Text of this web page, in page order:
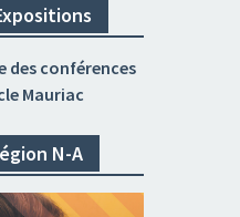
des conférences
Mauriac
N-A